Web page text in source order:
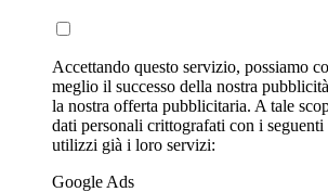
Accettando questo servizio, possiamo
meglio il successo della nostra
la nostra offerta pubblicitaria. A tale
dati personali crittografati con i
utilizzi già i loro servizi:
Google Ads